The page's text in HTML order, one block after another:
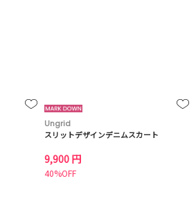
Ungrid
スリットデザインデニムスカート
9,900 円
40%OFF